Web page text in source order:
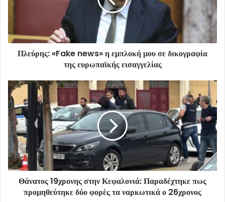
Πλεύρης: «Fake news» η εμπλοκή μου σε δικογραφία
της ευρωπαϊκής εισαγγελίας
Θάνατος 19χρονης στην Κεφαλονιά: Παραδέχτηκε πως
προμηθεύτηκε δύο φορές τα ναρκωτικά ο 26χρονος